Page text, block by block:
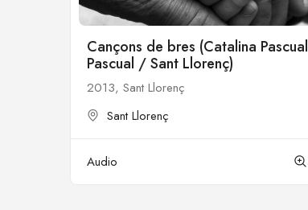
Cançons de bres (Catalina Pascual
Pascual / Sant Llorenç)
2013, Sant Llorenç
Sant Llorenç
Audio